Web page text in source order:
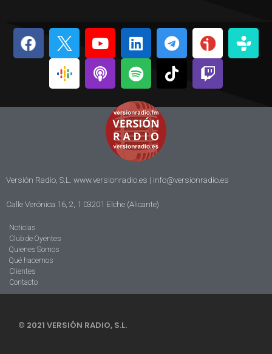
Versión Radio, S.L. www.versionradio.es | info@versionradio.es
Calle Verónica 16, 2, 1 03201 Elche (Alicante)
Noticias
Club de Oyentes
Quienes Somos
Qué hacemos
Clientes
Contacto
© 2021 VERSIÓN RADIO, S.L.